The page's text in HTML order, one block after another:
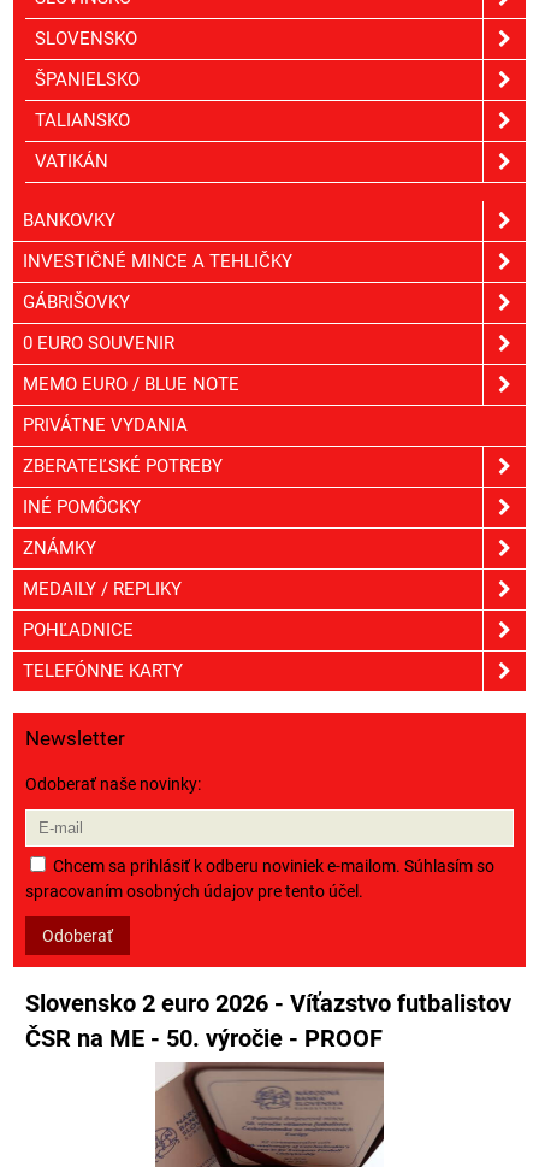
SLOVENSKO
ŠPANIELSKO
TALIANSKO
VATIKÁN
BANKOVKY
INVESTIČNÉ MINCE A TEHLIČKY
GÁBRIŠOVKY
0 EURO SOUVENIR
MEMO EURO / BLUE NOTE
PRIVÁTNE VYDANIA
ZBERATEĽSKÉ POTREBY
INÉ POMÔCKY
ZNÁMKY
MEDAILY / REPLIKY
POHĽADNICE
TELEFÓNNE KARTY
Newsletter
Odoberať naše novinky:
Chcem sa prihlásiť k odberu noviniek e-mailom. Súhlasím so
spracovaním osobných údajov pre tento účel.
Odoberať
Slovensko 2 euro 2026 - Víťazstvo futbalistov
ČSR na ME - 50. výročie - PROOF